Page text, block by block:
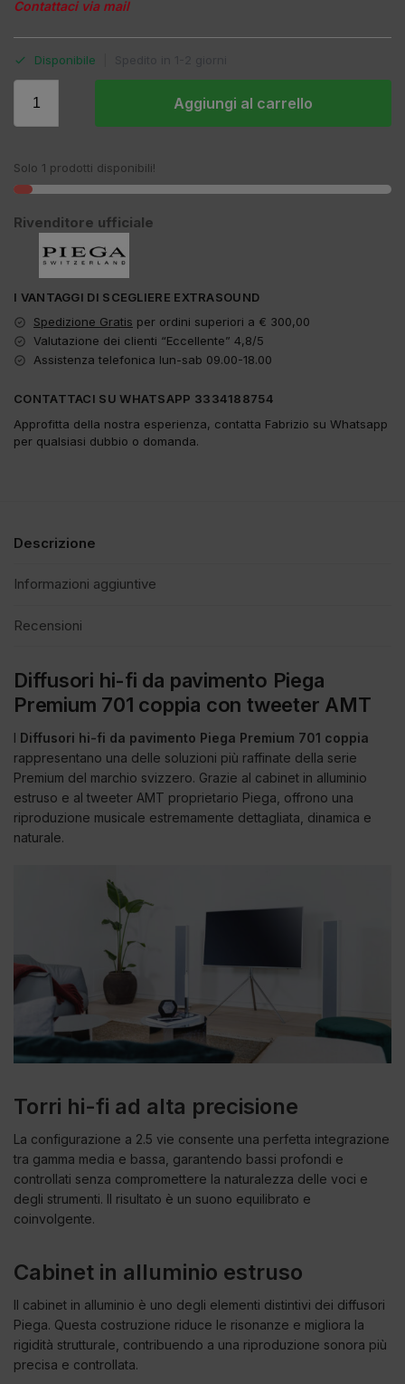
Contattaci via mail
Disponibile
Aggiungi al carrello
Solo 1 prodotti disponibili!
Rivenditore ufficiale
I VANTAGGI DI SCEGLIERE EXTRASOUND
Spedizione Gratis per ordini superiori a € 300,00
Valutazione dei clienti “Eccellente” 4,8/5
Assistenza telefonica lun-sab 09.00-18.00
CONTATTACI SU WHATSAPP 3334188754
Approfitta della nostra esperienza, contatta Fabrizio su Whatsapp
per qualsiasi dubbio o domanda.
Descrizione
Informazioni aggiuntive
Recensioni
Diffusori hi-fi da pavimento Piega
Premium 701 coppia con tweeter AMT
I Diffusori hi-fi da pavimento Piega Premium 701 coppia
rappresentano una delle soluzioni più raffinate della serie
Premium del marchio svizzero. Grazie al cabinet in alluminio
estruso e al tweeter AMT proprietario Piega, offrono una
riproduzione musicale estremamente dettagliata, dinamica e
naturale.
Torri hi-fi ad alta precisione
La configurazione a 2.5 vie consente una perfetta integrazione
tra gamma media e bassa, garantendo bassi profondi e
controllati senza compromettere la naturalezza delle voci e
degli strumenti. Il risultato è un suono equilibrato e
coinvolgente.
Cabinet in alluminio estruso
Il cabinet in alluminio è uno degli elementi distintivi dei diffusori
Piega. Questa costruzione riduce le risonanze e migliora la
rigidità strutturale, contribuendo a una riproduzione sonora più
precisa e controllata.